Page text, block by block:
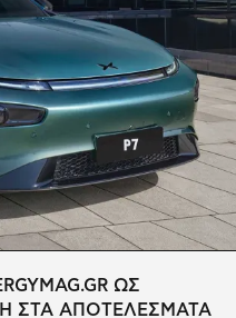
ΩΣ
ΣΤΑ ΑΠΟΤΕΛΕΣΜΑΤΑ